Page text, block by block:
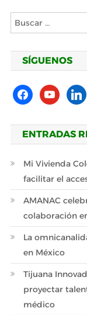
SÍGUENOS
facebookyoutube
ENTRADAS
Mi Vivienda
facilitar el
AMANAC
colaboración
La
en México
Tijuana
proyectar
médico